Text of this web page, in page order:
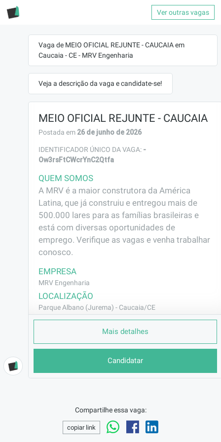
Ver outras vagas
Vaga de MEIO OFICIAL REJUNTE - CAUCAIA em
Caucaia - CE - MRV Engenharia
Veja a descrição da vaga e candidate-se!
MEIO OFICIAL REJUNTE - CAUCAIA
Postada em 26 de junho de 2026
IDENTIFICADOR ÚNICO DA VAGA: -
Ow3rsFtCWcrYnC2Qtfa
QUEM SOMOS
A MRV é a maior construtora da América
Latina, que já construiu e entregou mais de
500.000 lares para as famílias brasileiras e
está com diversas oportunidades de
emprego. Verifique as vagas e venha trabalhar
conosco.
EMPRESA
MRV Engenharia
LOCALIZAÇÃO
Parque Albano (Jurema) - Caucaia/CE
REMUNERAÇÃO
VAGA AFIRMATIVA
Construção Civil
BENEFÍCIOS
Candidatar
Mais detalhes
Compartilhe essa vaga:
copiar link